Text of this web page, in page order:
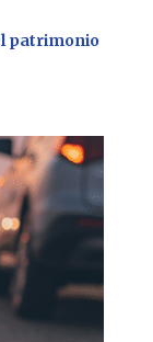
patrimonio